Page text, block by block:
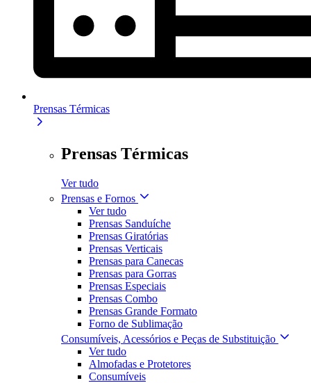
Prensas Térmicas
Prensas Térmicas
Ver tudo
Prensas e Fornos
Ver tudo
Prensas Sanduíche
Prensas Giratórias
Prensas Verticais
Prensas para Canecas
Prensas para Gorras
Prensas Especiais
Prensas Combo
Prensas Grande Formato
Forno de Sublimação
Consumíveis, Acessórios e Peças de Substituição
Ver tudo
Almofadas e Protetores
Consumíveis